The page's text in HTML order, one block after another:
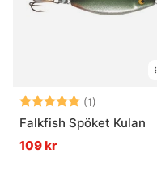
Betyg: (1)
5.0 utav
Falkfish Spöket Kulan
109 kr